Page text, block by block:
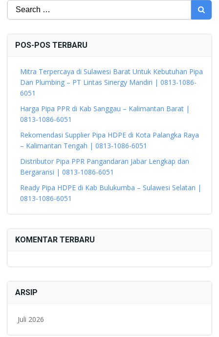
Search
POS-POS TERBARU
Mitra Terpercaya di Sulawesi Barat Untuk Kebutuhan Pipa
Dan Plumbing – PT Lintas Sinergy Mandiri | 0813-1086-
6051
Harga Pipa PPR di Kab Sanggau – Kalimantan Barat |
0813-1086-6051
Rekomendasi Supplier Pipa HDPE di Kota Palangka Raya
– Kalimantan Tengah | 0813-1086-6051
Distributor Pipa PPR Pangandaran Jabar Lengkap dan
Bergaransi | 0813-1086-6051
Ready Pipa HDPE di Kab Bulukumba – Sulawesi Selatan |
0813-1086-6051
KOMENTAR TERBARU
ARSIP
Juli 2026